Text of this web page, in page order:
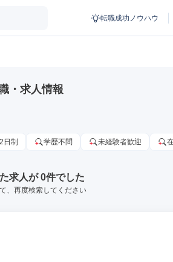
転職成功ノウハウ
・求人情報
日制 学歴不問 未経験者歓迎
求人が 0件でした
、再度検索してください